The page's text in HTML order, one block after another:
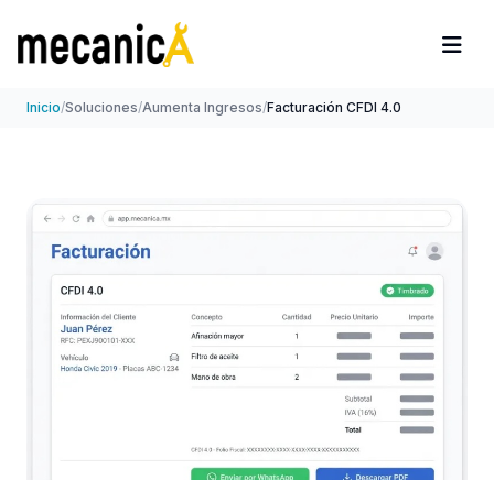
Inicio/Soluciones/Aumenta Ingresos/Facturación CFDI 4.0